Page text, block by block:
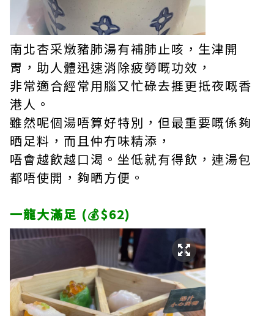
南北杏采燉豬肺湯有補肺止咳，生津開
胃，助人體迅速消除疲勞嘅功效，
非常適合經常用腦又忙碌去捱更抵夜嘅香
港人。
雖然呢個湯唔算好特別，但最重要嘅係夠
晒足料，而且仲冇味精添，
唔會越飲越口渴。坐低就有得飲，連湯包
都唔使開，夠晒方便。
一龍大滿足 (💰$62)